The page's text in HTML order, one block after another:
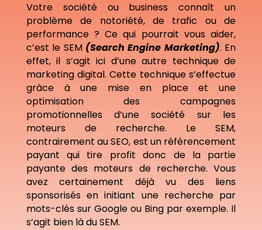
Votre société ou business connaît un
problème de notoriété, de trafic ou de
performance ? Ce qui pourrait vous aider,
c’est le SEM (Search Engine Marketing). En
effet, il s’agit ici d’une autre technique de
marketing digital. Cette technique s’effectue
grâce à une mise en place et une
optimisation des campagnes
promotionnelles d’une société sur les
moteurs de recherche. Le SEM,
contrairement au SEO, est un référencement
payant qui tire profit donc de la partie
payante des moteurs de recherche. Vous
avez certainement déjà vu des liens
sponsorisés en initiant une recherche par
mots-clés sur Google ou Bing par exemple. Il
s’agit bien là du SEM.